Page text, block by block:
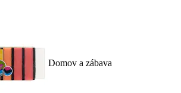
Domov a zábava